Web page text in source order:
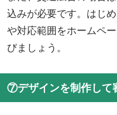
込みが必要です。はじ
や対応範囲をホームペ
びましょう。
⑦デザインを制作して